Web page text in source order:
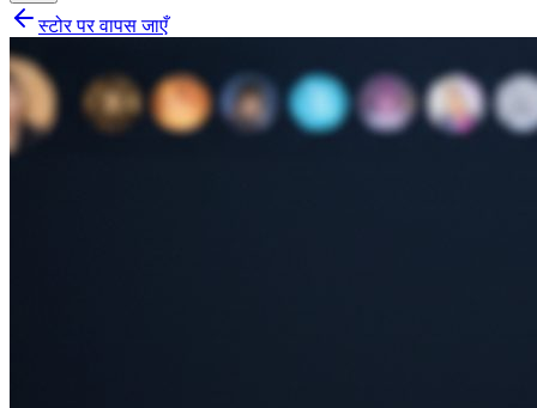
स्टोर पर वापस जाएँ